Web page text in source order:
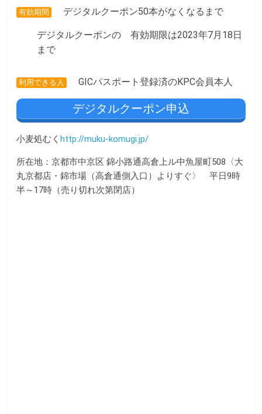
有効期間 デジタルクーポン50本がなくなるまで
デジタルクーポンの 有効期限は2023年7月18日
まで
利用できる人 GICパスポート登録済のKPC会員本人
デジタルクーポン申込
小麦処むくhttp://muku-komugi.jp/
所在地：京都市中京区 錦小路通高倉上ル中魚屋町508〈大
丸京都店・錦市場（高倉通側入口）よりすぐ〉 平日9時
半～17時（売り切れ次第閉店）